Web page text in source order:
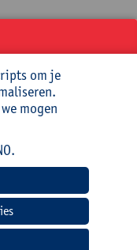
om je
mogen